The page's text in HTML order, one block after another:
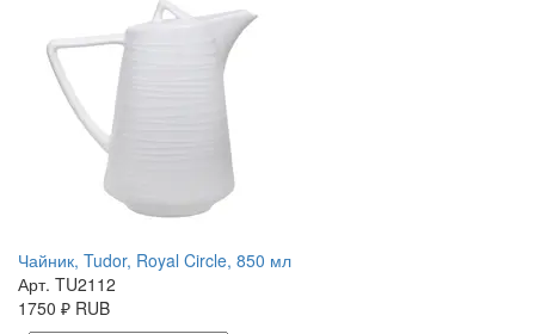
Чайник, Tudor, Royal Circle, 850 мл
Арт. TU2112
1750 ₽ RUB